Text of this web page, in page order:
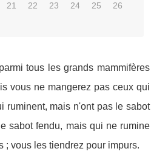
21 22 23 24 25 26
tous les grands mammifères
vous ne mangerez pas ceux qui
ruminent, mais n'ont pas le sabot
sabot fendu, mais qui ne rumine
; vous les tiendrez pour impurs.